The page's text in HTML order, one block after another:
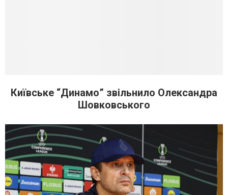
Київське “Динамо” звільнило Олександра
Шовковського